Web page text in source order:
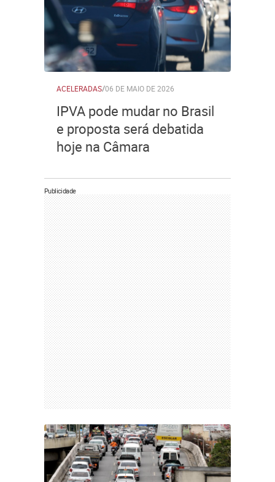
ACELERADAS/06 DE MAIO DE 2026
IPVA pode mudar no Brasil
e proposta será debatida
hoje na Câmara
Publicidade